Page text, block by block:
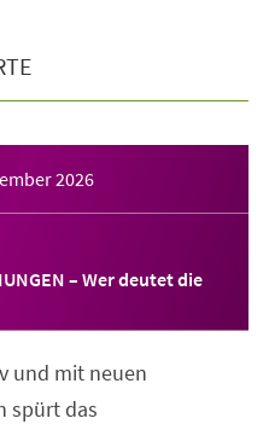
2026
– Wer deutet die
und mit neuen
spürt das